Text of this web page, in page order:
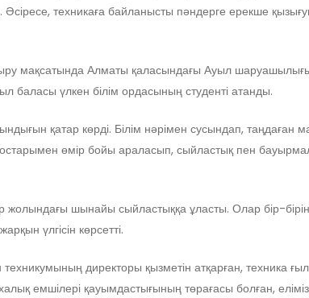
техникаға байланысты пәндерге ерекше
мақсатында Алматы қаласындағы Ауыл
баласы үлкен білім ордасының студенті атанды.
қатар көрді. Білім нәрімен сусындап,
өмір бойы араласып, сыйластық пен
жолындағы шынайы сыйластыққа ұласты. Олар бір-
үлгісін көрсетті.
директоры қызметін атқарған, техника
емшілері қауымдастығының төрағасы болған,